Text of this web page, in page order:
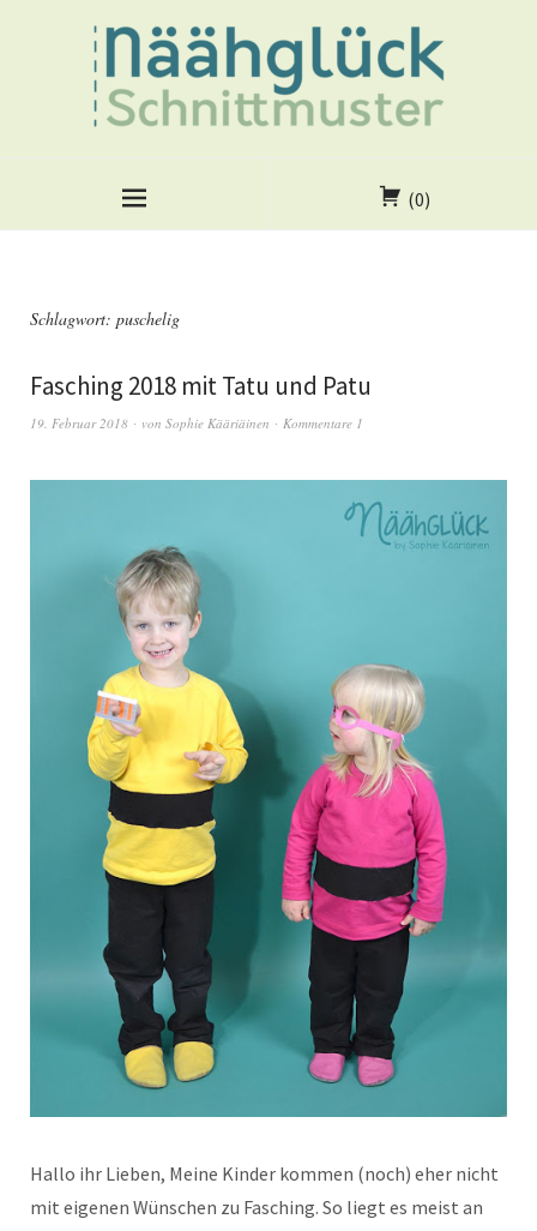
(0)
Schlagwort: puschelig
Fasching 2018 mit Tatu und Patu
19. Februar 2018 von Sophie Kääriäinen Kommentare 1
Hallo ihr Lieben, Meine Kinder kommen (noch) eher nicht
mit eigenen Wünschen zu Fasching. So liegt es meist an